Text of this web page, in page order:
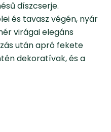
díszcserje.
és tavasz végén, nyár
virágai elegáns
után apró fekete
dekoratívak, és a